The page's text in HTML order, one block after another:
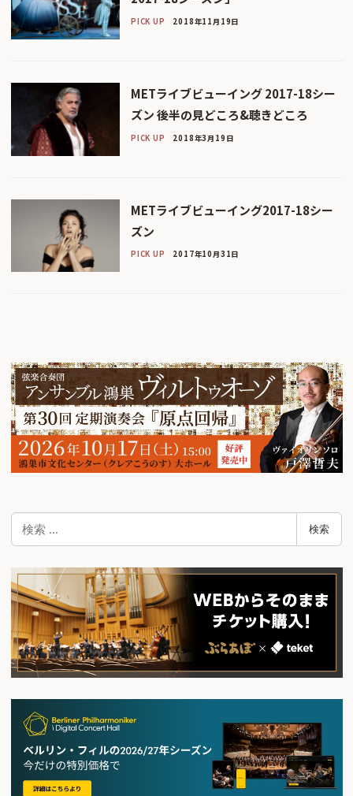
PICK UP 2018年11月19日
METライブビューイング 2017-18シー
ズン 後半の見どころ&聴きどころ
PICK UP 2018年3月19日
METライブビューイング2017-18シー
ズン
PICK UP 2017年10月31日
検
検索